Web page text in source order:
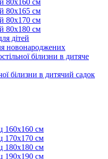
80х160 см
80х165 см
80х170 см
80х180 см
дітей
новонароджених
білизни в дитяче
білизни в дитячий садок
160х160 см
170х170 см
180х180 см
190х190 см